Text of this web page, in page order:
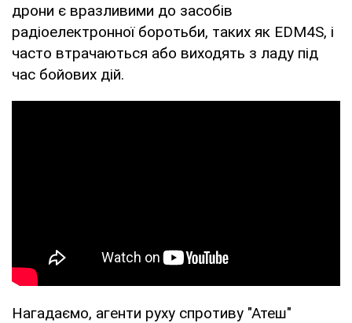
дрони є вразливими до засобів
радіоелектронної боротьби, таких як EDM4S, і
часто втрачаються або виходять з ладу під
час бойових дій.
Нагадаємо, агенти руху спротиву "Атеш"